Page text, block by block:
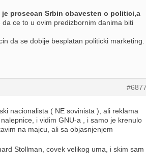
prosecan Srbin obavesten o politici,a
da ce to u ovim predizbornim danima biti
da se dobije besplatan politicki marketing.
nacionalista ( NE sovinista ), ali reklama
i vidim GNU-a , i samo je krenulo
na majcu, ali sa objasnjenjem
Stollman, covek velikog uma, i skim sam